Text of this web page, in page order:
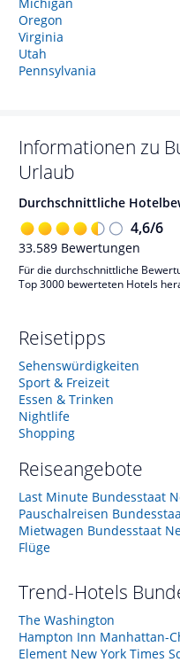
Oregon
Virginia
Utah
Pennsylvania
Informationen zu
Urlaub
Durchschnittliche
4,6/6
33.589 Bewertungen
Für die durchschnittliche
Top 3000 bewerteten Hotels
Reisetipps
Sehenswürdigkeiten
Sport & Freizeit
Essen & Trinken
Nightlife
Shopping
Reiseangebote
Last Minute Bundesstaat
Pauschalreisen
Mietwagen Bundesstaat
Flüge
Trend-Hotels
The Washington
Hampton Inn Manhattan-
Element New York Times